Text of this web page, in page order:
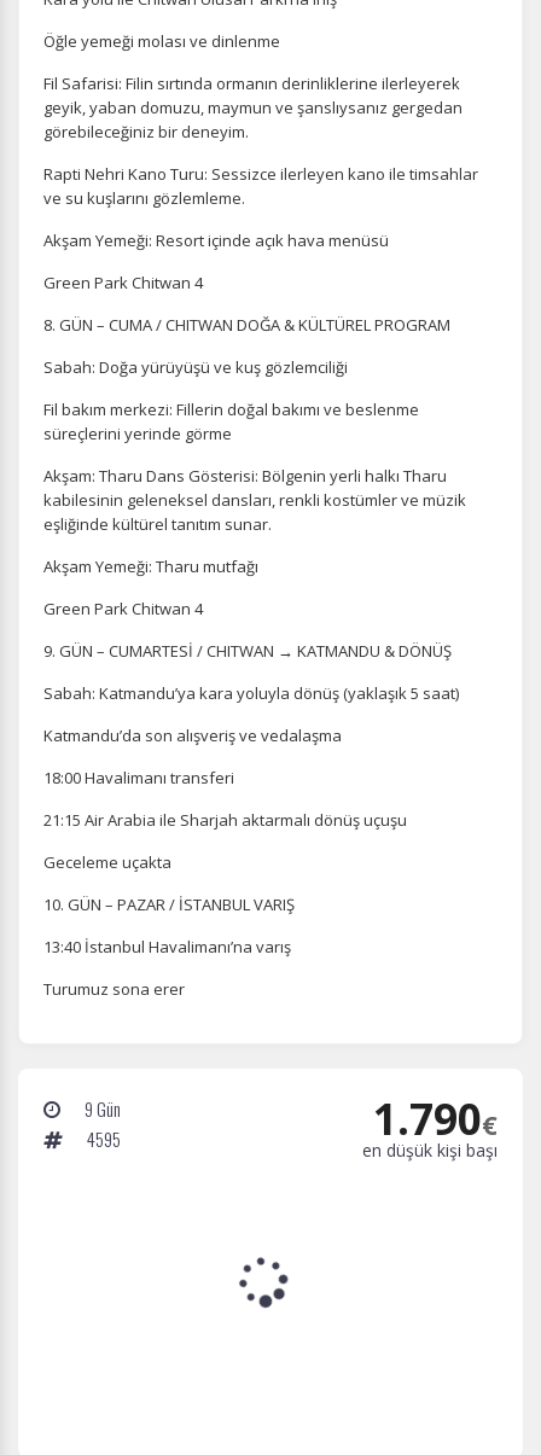
gereklidir. Bu çerezler olmadan site düzgün çalışmaz ve
İstatistik Çerezleri
Ziyaretçilerin siteyi nasıl kullandığını anonim olarak
ölçeriz. Hangi sayfaların popüler olduğunu ve
kullanıcıların nerede zorluk yaşadığını anlamamıza
Pazarlama Çerezleri
Size ve ilgi alanlarınıza uygun reklamlar göstermek için
kullanılır. Kapatırsanız reklamları görmeye devam
edersiniz, ancak daha az alakalı olabilirler.
Öğle yemeği molası ve dinlenme
Fil Safarisi: Filin sırtında ormanın derinliklerine ilerleyerek
geyik, yaban domuzu, maymun ve şanslıysanız gergedan
görebileceğiniz bir deneyim.
Rapti Nehri Kano Turu: Sessizce ilerleyen kano ile timsahlar
ve su kuşlarını gözlemleme.
Akşam Yemeği: Resort içinde açık hava menüsü
Green Park Chitwan 4
8. GÜN – CUMA / CHITWAN DOĞA & KÜLTÜREL PROGRAM
Sabah: Doğa yürüyüşü ve kuş gözlemciliği
Fil bakım merkezi: Fillerin doğal bakımı ve beslenme
süreçlerini yerinde görme
Akşam: Tharu Dans Gösterisi: Bölgenin yerli halkı Tharu
kabilesinin geleneksel dansları, renkli kostümler ve müzik
eşliğinde kültürel tanıtım sunar.
Akşam Yemeği: Tharu mutfağı
Green Park Chitwan 4
9. GÜN – CUMARTESİ / CHITWAN → KATMANDU & DÖNÜŞ
Sabah: Katmandu’ya kara yoluyla dönüş (yaklaşık 5 saat)
Katmandu’da son alışveriş ve vedalaşma
18:00 Havalimanı transferi
21:15 Air Arabia ile Sharjah aktarmalı dönüş uçuşu
Geceleme uçakta
10. GÜN – PAZAR / İSTANBUL VARIŞ
13:40 İstanbul Havalimanı’na varış
Turumuz sona erer
9 Gün
4595
1.790€
en düşük kişi başı